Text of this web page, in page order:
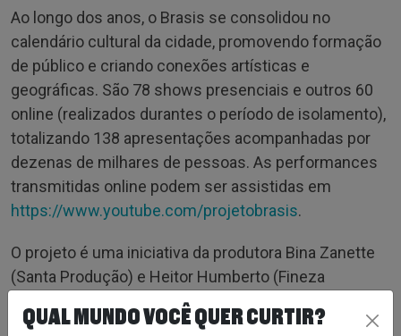
Ao longo dos anos, o Brasis se consolidou no
calendário cultural da cidade, promovendo formação
de público e criando conexões artísticas e
geográficas. São 78 shows presenciais e outros 60
online (realizados durantes o período de isolamento),
totalizando 138 apresentações acompanhadas por
dezenas de milhares de pessoas. As performances
transmitidas online podem ser assistidas em
https://www.youtube.com/projetobrasis.
O projeto é uma iniciativa da produtora Bina Zanette
(Santa Produção) e Heitor Humberto (Fineza
Comunicação e Cultura).
QUAL MUNDO VOCÊ QUER CURTIR?